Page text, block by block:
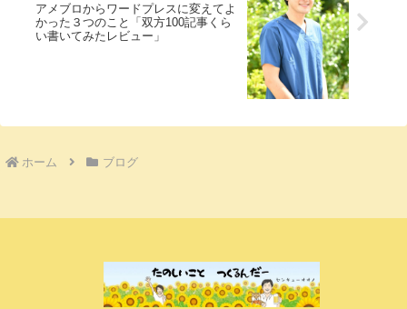
アメブロからワードプレスに変えてよ
かった３つのこと「双方100記事くら
い書いてみたレビュー」
ホーム ブログ